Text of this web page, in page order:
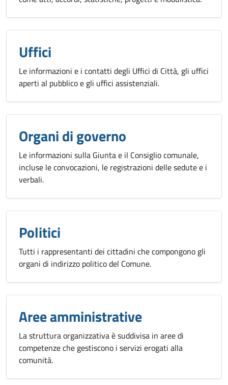
Uffici
Le informazioni e i contatti degli Uffici di Città, gli uffici
aperti al pubblico e gli uffici assistenziali.
Organi di governo
Le informazioni sulla Giunta e il Consiglio comunale,
incluse le convocazioni, le registrazioni delle sedute e i
verbali.
Politici
Tutti i rappresentanti dei cittadini che compongono gli
organi di indirizzo politico del Comune.
Aree amministrative
La struttura organizzativa è suddivisa in aree di
competenze che gestiscono i servizi erogati alla
comunità.